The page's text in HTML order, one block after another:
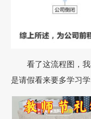
看了这流程图，
是请假看来要多学习学